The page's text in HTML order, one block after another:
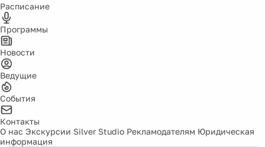
Расписание
Программы
Новости
Ведущие
События
Контакты
О нас Экскурсии Silver Studio Рекламодателям Юридическая
информация